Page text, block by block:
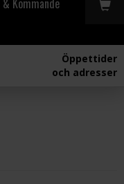
Kommande
Öppettider
och adresser